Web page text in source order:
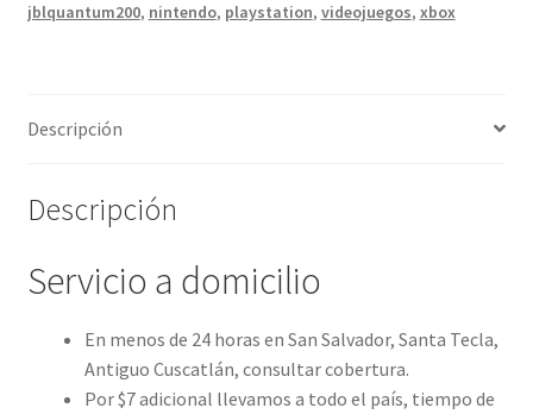
jblquantum200, nintendo, playstation, videojuegos, xbox
Descripción
Descripción
Servicio a domicilio
En menos de 24 horas en San Salvador, Santa Tecla,
Antiguo Cuscatlán, consultar cobertura.
Por $7 adicional llevamos a todo el país, tiempo de